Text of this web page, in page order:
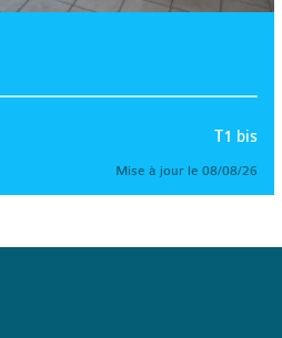
T1 bis
Mise à jour le 08/08/26